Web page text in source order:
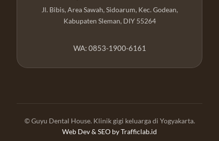
Jl. Bibis, Area Sawah, Sidoarum, Kec. Godean,
Kabupaten Sleman, DIY 55264
WA: 0853-1900-6161
© Guyu Dental House. Klinik gigi keluarga di Yogyakarta.
Web Dev & SEO byTrafficlab.id